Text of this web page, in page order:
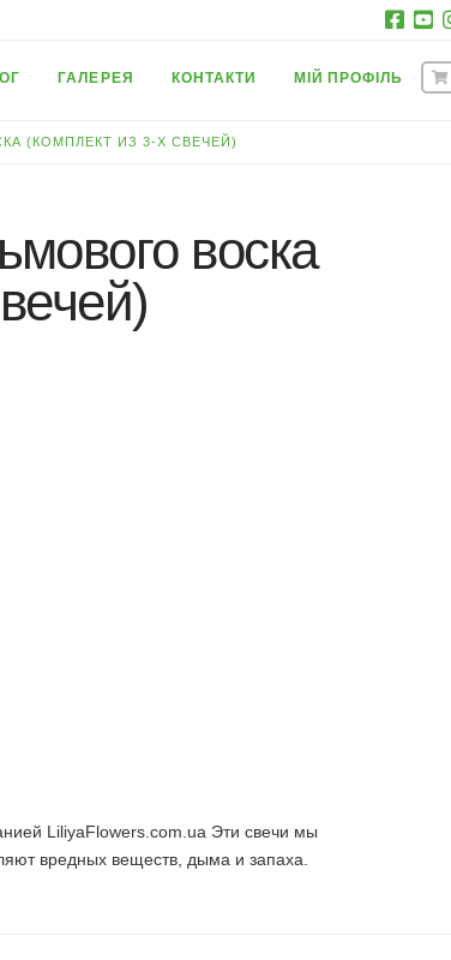
ГАЛЕРЕЯ КОНТАКТИ МІЙ ПРОФІЛЬ
(КОМПЛЕКТ ИЗ 3-Х СВЕЧЕЙ)
воска
LiliyaFlowers.com.ua Эти свечи мы
вредных веществ, дыма и запаха.